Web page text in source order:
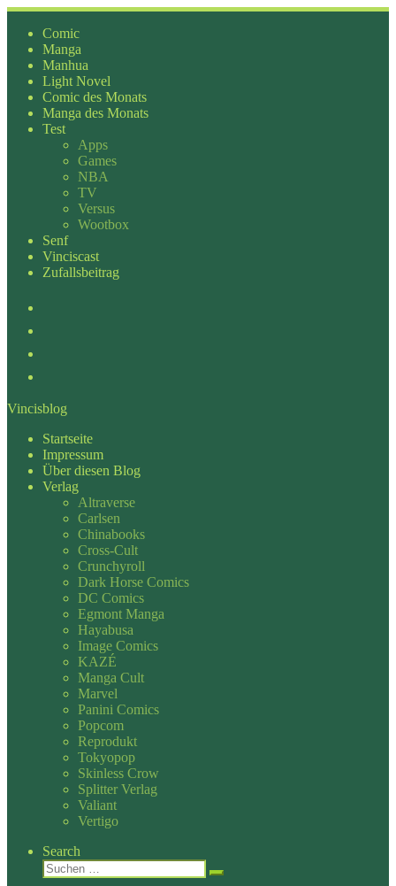
Zum
Inhalt
springen
Comic
Manga
Manhua
Light Novel
Comic des Monats
Manga des Monats
Test
Apps
Games
NBA
TV
Versus
Wootbox
Senf
Vinciscast
Zufallsbeitrag
Vincisblog
Startseite
Impressum
Über diesen Blog
Verlag
Altraverse
Carlsen
Chinabooks
Cross-Cult
Crunchyroll
Dark Horse Comics
DC Comics
Egmont Manga
Hayabusa
Image Comics
KAZÉ
Manga Cult
Marvel
Panini Comics
Popcom
Reprodukt
Tokyopop
Skinless Crow
Splitter Verlag
Valiant
Vertigo
Search
Suche
Suchen …